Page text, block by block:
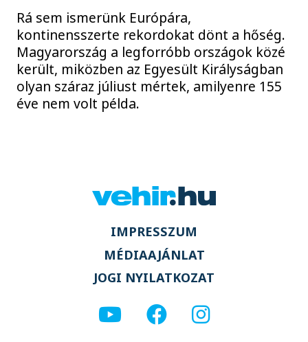
Rá sem ismerünk Európára,
kontinensszerte rekordokat dönt a hőség.
Magyarország a legforróbb országok közé
került, miközben az Egyesült Királyságban
olyan száraz júliust mértek, amilyenre 155
éve nem volt példa.
IMPRESSZUM
MÉDIAAJÁNLAT
JOGI NYILATKOZAT